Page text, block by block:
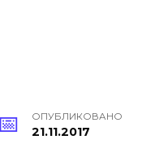
ОПУБЛИКОВАНО
21.11.2017